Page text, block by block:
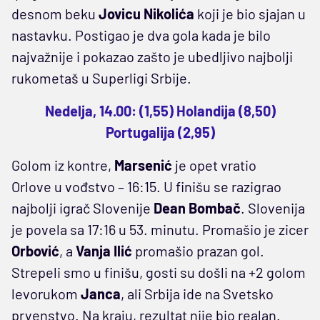
desnom beku Jovicu Nikolića koji je bio sjajan u
nastavku. Postigao je dva gola kada je bilo
najvažnije i pokazao zašto je ubedljivo najbolji
rukometaš u Superligi Srbije.
Nedelja, 14.00: (1,55) Holandija (8,50)
Portugalija (2,95)
Golom iz kontre, Marsenić je opet vratio
Orlove u vođstvo – 16:15. U finišu se razigrao
najbolji igrač Slovenije Dean Bombač . Slovenija
je povela sa 17:16 u 53. minutu. Promašio je zicer
Orbović, a Vanja Ilić promašio prazan gol.
Strepeli smo u finišu, gosti su došli na +2 golom
levorukom Janca, ali Srbija ide na Svetsko
prvenstvo. Na kraju, rezultat nije bio realan.